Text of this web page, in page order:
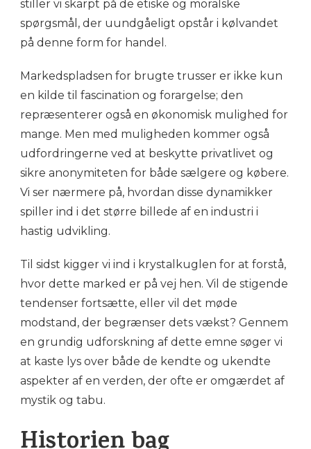
stiller vi skarpt på de etiske og moralske
spørgsmål, der uundgåeligt opstår i kølvandet
på denne form for handel.
Markedspladsen for brugte trusser er ikke kun
en kilde til fascination og forargelse; den
repræsenterer også en økonomisk mulighed for
mange. Men med muligheden kommer også
udfordringerne ved at beskytte privatlivet og
sikre anonymiteten for både sælgere og købere.
Vi ser nærmere på, hvordan disse dynamikker
spiller ind i det større billede af en industri i
hastig udvikling.
Til sidst kigger vi ind i krystalkuglen for at forstå,
hvor dette marked er på vej hen. Vil de stigende
tendenser fortsætte, eller vil det møde
modstand, der begrænser dets vækst? Gennem
en grundig udforskning af dette emne søger vi
at kaste lys over både de kendte og ukendte
aspekter af en verden, der ofte er omgærdet af
mystik og tabu.